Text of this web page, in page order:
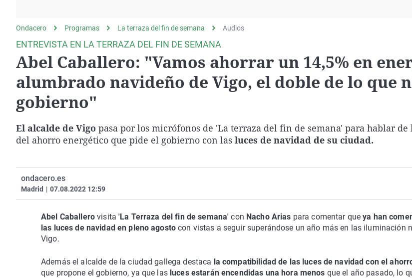
gato
Operación Viuda
Negra
Ondacero Programas La terraza del fin de semana Audios
ENTREVISTA EN LA TERRAZA DEL FIN DE SEMANA
Abel Caballero: "Vamos ahorrar un 14,5% en
alumbrado navideño de Vigo, el doble de lo que
gobierno"
El alcalde de Vigo pasa por los micrófonos de 'La terraza del fin de semana' para hablar
del ahorro energético que pide el gobierno con las luces de navidad de su ciudad.
ondacero.es
Madrid | 07.08.2022 12:59
Abel Caballerovisita'La Terraza del fin de semana' con Nacho Arias para comentar queya han
las luces de navidad en pleno agostocon vistas a seguir superándose un año más en las iluminación
Vigo.
Además el alcalde de la ciudad gallega destaca la compatibilidad de las luces de navidad con el
que propone el gobierno, ya que las luces estarán encendidas una hora menos que el año pasado, lo